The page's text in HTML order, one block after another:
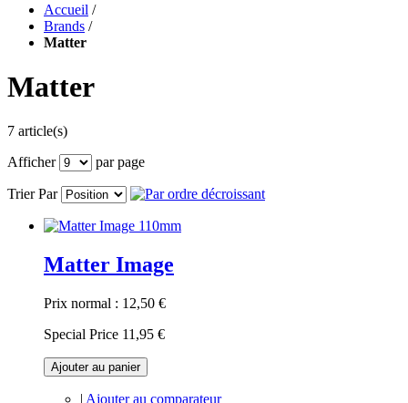
Accueil /
Brands /
Matter
Matter
7 article(s)
Afficher
par page
Trier Par
Matter Image
Prix normal : 12,50 €
Special Price 11,95 €
Ajouter au panier
| Ajouter au comparateur